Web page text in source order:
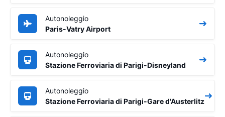
Autonoleggio
Paris-Vatry Airport
Autonoleggio
Stazione Ferroviaria di Parigi-Disneyland
Autonoleggio
Stazione Ferroviaria di Parigi-Gare d'Austerlitz